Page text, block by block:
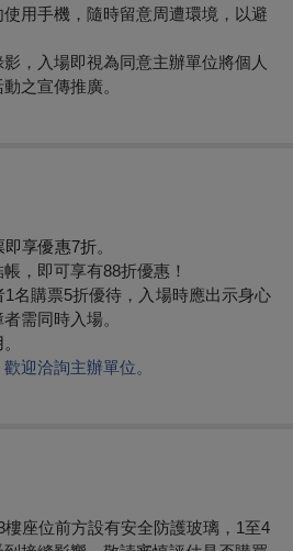
用手機，隨時留意周遭環境，以避
，入場即視為同意主辦單位將個人
之宣傳推廣。
享優惠7折。
，即可享有88折優惠！
名購票5折優待，入場時應出示身心
需同時入場。
迎洽詢主辦單位。
座位前方設有安全防護玻璃，1至4